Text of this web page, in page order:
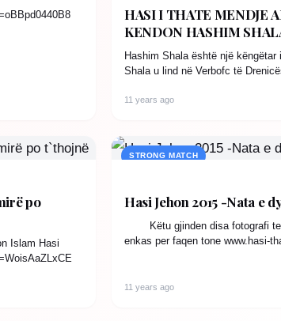
HASI I THATE MENDJE
KENDON HASHIM
Hashim Shala është një këngëtar
Shala u lind në Verbofc të
11 years ago
po
Islam Hasi
STRONG MATCH
Hasi Jehon 2015 -Nata e
Këtu gjinden disa fotografi te
enkas per faqen tone www.hasi-
11 years ago